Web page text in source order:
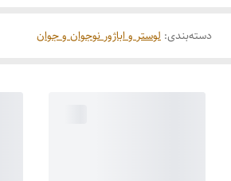
دسته‌بندی: لوستر و اباژور نوجوان و جوان